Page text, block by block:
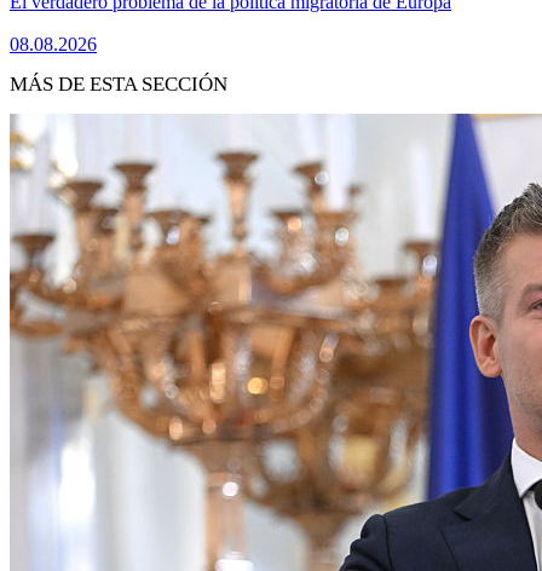
08.08.2026
MÁS DE ESTA SECCIÓN